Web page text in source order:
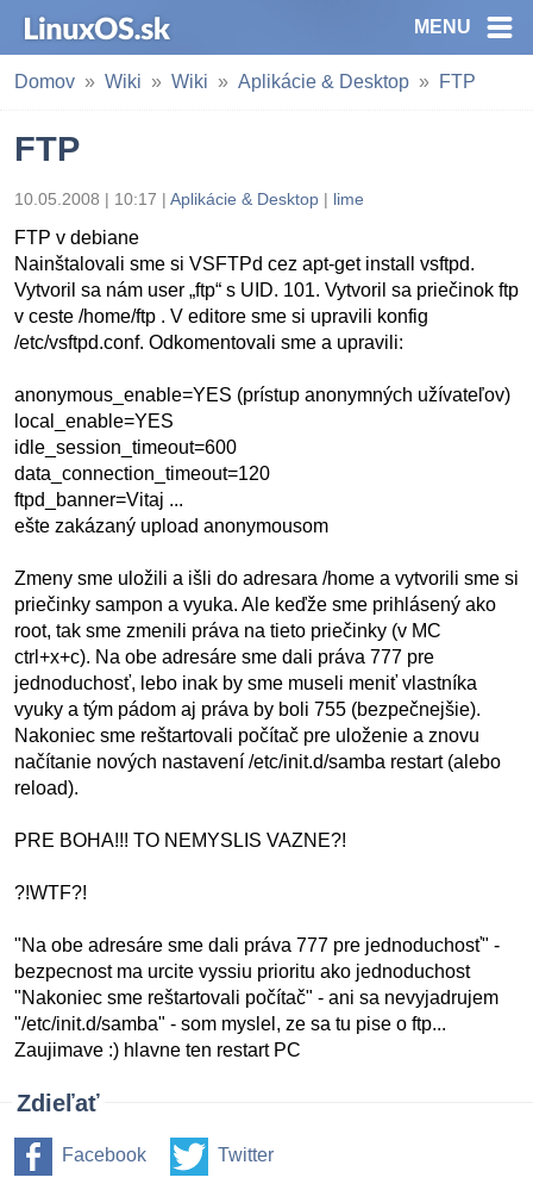
MENU
Domov Wiki Wiki Aplikácie & Desktop FTP
FTP
10.05.2008 | 10:17 | Aplikácie & Desktop | lime
FTP v debiane
Nainštalovali sme si VSFTPd cez apt-get install vsftpd.
Vytvoril sa nám user „ftp“ s UID. 101. Vytvoril sa priečinok ftp
v ceste /home/ftp . V editore sme si upravili konfig
/etc/vsftpd.conf. Odkomentovali sme a upravili:
anonymous_enable=YES (prístup anonymných užívateľov)
local_enable=YES
idle_session_timeout=600
data_connection_timeout=120
ftpd_banner=Vitaj ...
ešte zakázaný upload anonymousom
Zmeny sme uložili a išli do adresara /home a vytvorili sme si
priečinky sampon a vyuka. Ale keďže sme prihlásený ako
root, tak sme zmenili práva na tieto priečinky (v MC
ctrl+x+c). Na obe adresáre sme dali práva 777 pre
jednoduchosť, lebo inak by sme museli meniť vlastníka
vyuky a tým pádom aj práva by boli 755 (bezpečnejšie).
Nakoniec sme reštartovali počítač pre uloženie a znovu
načítanie nových nastavení /etc/init.d/samba restart (alebo
reload).
PRE BOHA!!! TO NEMYSLIS VAZNE?!
?!WTF?!
"Na obe adresáre sme dali práva 777 pre jednoduchosť" -
bezpecnost ma urcite vyssiu prioritu ako jednoduchost
"Nakoniec sme reštartovali počítač" - ani sa nevyjadrujem
"/etc/init.d/samba" - som myslel, ze sa tu pise o ftp...
Zaujimave :) hlavne ten restart PC
Zdieľať
Facebook Twitter